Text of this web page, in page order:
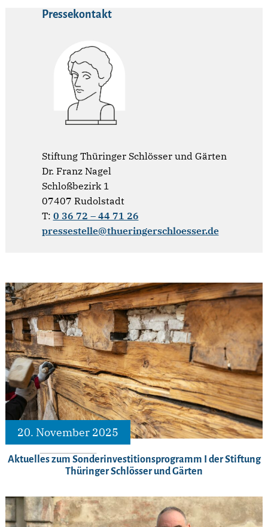
Pressekontakt
Stiftung Thüringer Schlösser und Gärten
Dr. Franz Nagel
Schloßbezirk 1
07407 Rudolstadt
T: 0 36 72 – 44 71 26
pressestelle@thueringerschloesser.de
20. November 2025
Aktuelles zum Sonderinvestitionsprogramm I der Stiftung
Thüringer Schlösser und Gärten